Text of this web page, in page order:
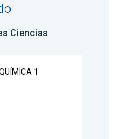
Ciencias
1